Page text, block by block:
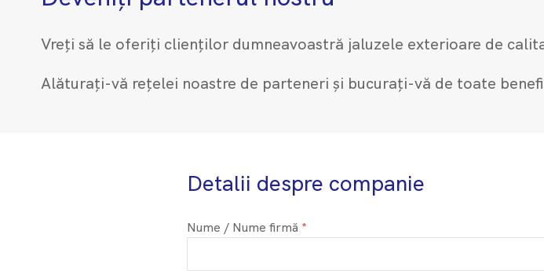
Vreți să le oferiți clienților dumneavoastră jaluzele exterioare de
Alăturați-vă rețelei noastre de parteneri și bucurați-vă de toate
Detalii despre companie
Nume / Nume firmă